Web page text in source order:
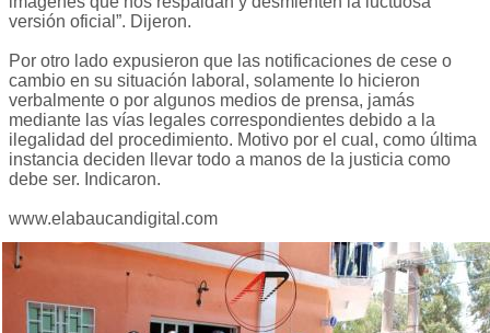
versión oficial”. Dijeron.
Por otro lado expusieron que las notificaciones de cese o
cambio en su situación laboral, solamente lo hicieron
verbalmente o por algunos medios de prensa, jamás
mediante las vías legales correspondientes debido a la
ilegalidad del procedimiento. Motivo por el cual, como última
instancia deciden llevar todo a manos de la justicia como
debe ser. Indicaron.
www.elabaucandigital.com